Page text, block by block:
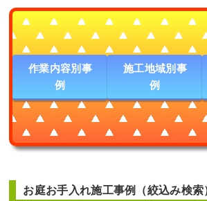
作業内容別事
例
施工地域別事
例
お庭お手入れ施工事例（絞込み検索